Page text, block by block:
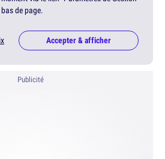
de page.
Accepter & afficher
Publicité